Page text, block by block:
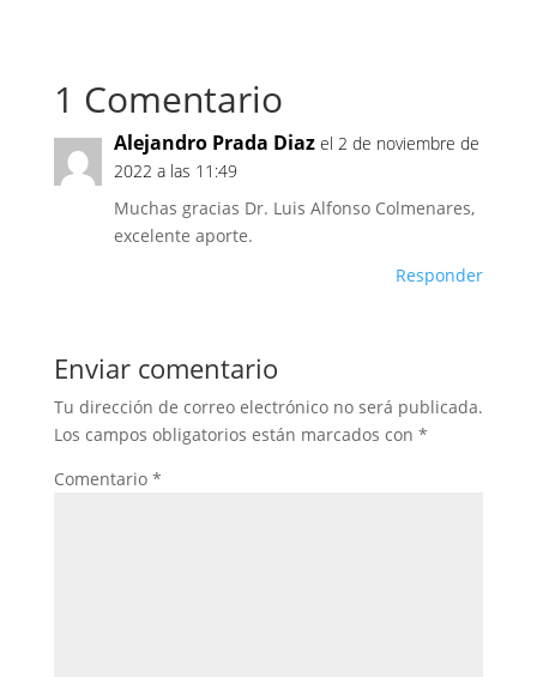
1 Comentario
Alejandro Prada Diaz el 2 de noviembre de
2022 a las 11:49
Muchas gracias Dr. Luis Alfonso Colmenares,
excelente aporte.
Responder
Enviar comentario
Tu dirección de correo electrónico no será publicada.
Los campos obligatorios están marcados con *
Comentario *